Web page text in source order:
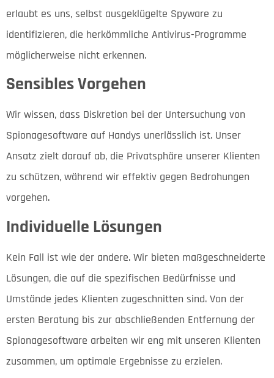
erlaubt es uns, selbst ausgeklügelte Spyware zu
identifizieren, die herkömmliche Antivirus-Programme
möglicherweise nicht erkennen.
Sensibles Vorgehen
Wir wissen, dass Diskretion bei der Untersuchung von
Spionagesoftware auf Handys unerlässlich ist. Unser
Ansatz zielt darauf ab, die Privatsphäre unserer Klienten
zu schützen, während wir effektiv gegen Bedrohungen
vorgehen.
Individuelle Lösungen
Kein Fall ist wie der andere. Wir bieten maßgeschneiderte
Lösungen, die auf die spezifischen Bedürfnisse und
Umstände jedes Klienten zugeschnitten sind. Von der
ersten Beratung bis zur abschließenden Entfernung der
Spionagesoftware arbeiten wir eng mit unseren Klienten
zusammen, um optimale Ergebnisse zu erzielen.